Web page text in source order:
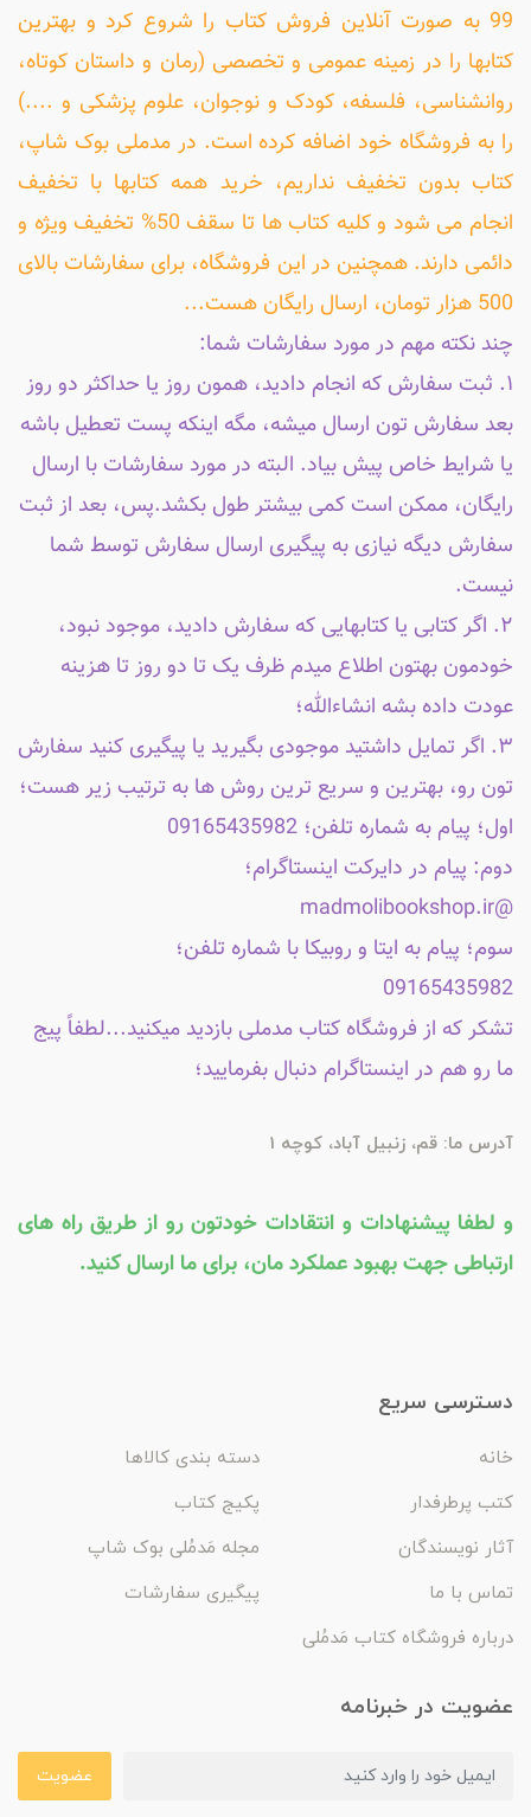
99 به صورت آنلاین فروش کتاب را شروع کرد و بهترین
کتابها را در زمینه عمومی و تخصصی (رمان و داستان کوتاه،
روانشناسی، فلسفه، کودک و نوجوان، علوم پزشکی و ....)
را به فروشگاه خود اضافه کرده است. در مدملی بوک شاپ،
کتاب بدون تخفیف نداریم، خرید همه کتابها با تخفیف
انجام می شود و کلیه کتاب ها تا سقف 50% تخفیف ویژه و
دائمی دارند. همچنین در این فروشگاه، برای سفارشات بالای
500 هزار تومان، ارسال رایگان هست...
چند نکته مهم در مورد سفارشات شما:
۱. ثبت سفارش که انجام دادید، همون روز یا حداکثر دو روز
بعد سفارش تون ارسال میشه، مگه اینکه پست تعطیل باشه
یا شرایط خاص پیش بیاد. البته در مورد سفارشات با ارسال
رایگان، ممکن است کمی بیشتر طول بکشد.پس، بعد از ثبت
سفارش دیگه نیازی به پیگیری ارسال سفارش توسط شما
نیست.
۲. اگر کتابی یا کتابهایی که سفارش دادید، موجود نبود،
خودمون بهتون اطلاع میدم ظرف یک تا دو روز تا هزینه
عودت داده بشه انشاءالله؛
۳. اگر تمایل داشتید موجودی بگیرید یا پیگیری کنید سفارش
تون رو، بهترین و سریع ترین روش ها به ترتیب زیر هست؛
اول؛ پیام به شماره تلفن؛ 09165435982
دوم: پیام در دایرکت اینستاگرام؛
@madmolibookshop.ir
سوم؛ پیام به ایتا و روبیکا با شماره تلفن؛
09165435982
تشکر که از فروشگاه کتاب مدملی بازدید میکنید...لطفاً پیج
ما رو هم در اینستاگرام دنبال بفرمایید؛
آدرس ما: قم، زنبیل آباد، کوچه 1
و لطفا پیشنهادات و انتقادات خودتون رو از طریق راه های
ارتباطی جهت بهبود عملکرد مان، برای ما ارسال کنید.
دسترسی سریع
خانه
دسته بندی کالاها
کتب پرطرفدار
پکیج کتاب
آثار نویسندگان
مجله مَدمُلی بوک شاپ
تماس با ما
پیگیری سفارشات
درباره فروشگاه کتاب مَدمُلی
عضویت در خبرنامه
عضویت